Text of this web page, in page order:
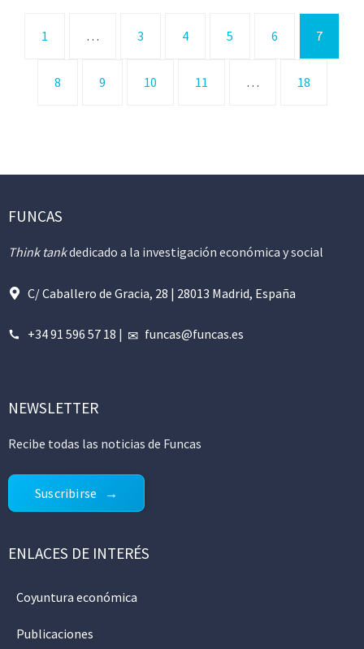
1 … 3 4 5 6 7
8 9 10 11 … 18
FUNCAS
Think tankdedicado a la investigación económica y social
C/ Caballero de Gracia, 28 | 28013 Madrid, España
+34 91 596 57 18 | funcas@funcas.es
NEWSLETTER
Recibe todas las noticias de Funcas
Suscribirse
ENLACES DE INTERÉS
Coyuntura económica
Publicaciones